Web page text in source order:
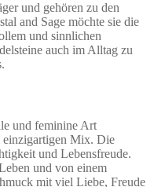
und gehören zu den
and Sage möchte sie die
und sinnlichen
auch im Alltag zu
und feminine Art
einzigartigen Mix. Die
und Lebensfreude.
und von einem
mit viel Liebe, Freude